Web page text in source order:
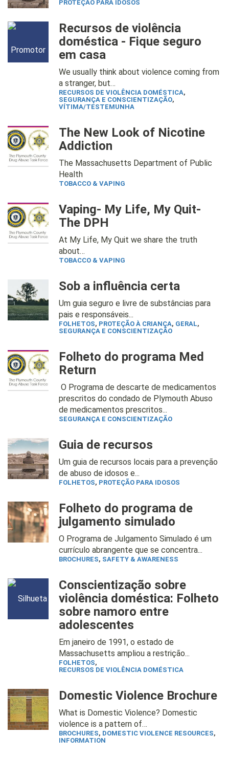
PROTEÇÃO PARA IDOSOS
Recursos de violência
doméstica - Fique seguro
em casa
We usually think about violence coming from
a stranger, but…
RECURSOS DE VIOLÊNCIA DOMÉSTICA,
SEGURANÇA E CONSCIENTIZAÇÃO,
VÍTIMA/TESTEMUNHA
The New Look of Nicotine
Addiction
The Massachusetts Department of Public
Health
TOBACCO & VAPING
Vaping- My Life, My Quit-
The DPH
At My Life, My Quit we share the truth
about…
TOBACCO & VAPING
Sob a influência certa
Um guia seguro e livre de substâncias para
pais e responsáveis...
FOLHETOS, PROTEÇÃO À CRIANÇA, GERAL,
SEGURANÇA E CONSCIENTIZAÇÃO
Folheto do programa Med
Return
O Programa de descarte de medicamentos
prescritos do condado de Plymouth Abuso
de medicamentos prescritos...
SEGURANÇA E CONSCIENTIZAÇÃO
Guia de recursos
Um guia de recursos locais para a prevenção
de abuso de idosos e...
FOLHETOS, PROTEÇÃO PARA IDOSOS
Folheto do programa de
julgamento simulado
O Programa de Julgamento Simulado é um
currículo abrangente que se concentra...
BROCHURES, SAFETY & AWARENESS
Conscientização sobre
violência doméstica: Folheto
sobre namoro entre
adolescentes
Em janeiro de 1991, o estado de
Massachusetts ampliou a restrição...
FOLHETOS,
RECURSOS DE VIOLÊNCIA DOMÉSTICA
Domestic Violence Brochure
What is Domestic Violence? Domestic
violence is a pattern of…
BROCHURES, DOMESTIC VIOLENCE RESOURCES,
INFORMATION